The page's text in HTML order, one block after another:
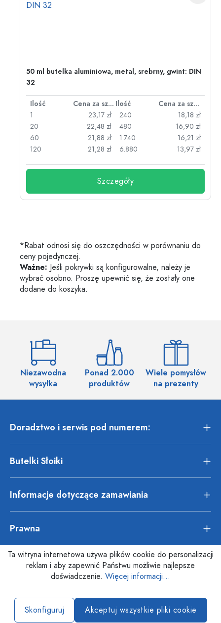
50 ml butelka aluminiowa, metal, srebrny, gwint: DIN
32
Ilość Cena za sztukę Ilość
Cena za sztukę
1
23,17 zł
20
22,48 zł
60
21,88 zł
120
21,28 zł
240
18,18 zł
480
16,90 zł
1.740
16,21 zł
6.880
13,97 zł
Szczegóły
*Rabat odnosi się do oszczędności w porównaniu do
ceny pojedynczej.
Ważne: Jeśli pokrywki są konfigurowalne, należy je
wybrać osobno. Proszę upewnić się, że zostały one
dodane do koszyka.
Niezawodna
wysyłka
Ponad 2.000
produktów
Wiele pomysłów
na prezenty
Doradztwo i serwis pod numerem:
Butelki Słoiki
Informacje dotyczące zamawiania
Prawna
Ta witryna internetowa używa plików cookie do personalizacji
reklam i aby zapewnić Państwu możliwie najlepsze
doświadczenie. Więcej informacji...
Skonfiguruj Akceptuj wszystkie pliki cookie